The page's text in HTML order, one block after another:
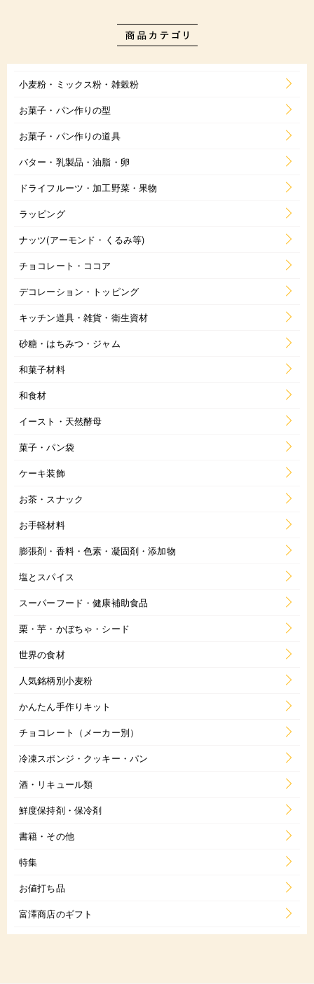
小麦粉・ミックス粉・雑穀粉
お菓子・パン作りの型
お菓子・パン作りの道具
バター・乳製品・油脂・卵
ドライフルーツ・加工野菜・果物
ラッピング
ナッツ(アーモンド・くるみ等)
チョコレート・ココア
デコレーション・トッピング
キッチン道具・雑貨・衛生資材
砂糖・はちみつ・ジャム
和菓子材料
和食材
イースト・天然酵母
菓子・パン袋
ケーキ装飾
お茶・スナック
お手軽材料
膨張剤・香料・色素・凝固剤・添加物
塩とスパイス
スーパーフード・健康補助食品
栗・芋・かぼちゃ・シード
世界の食材
人気銘柄別小麦粉
かんたん手作りキット
チョコレート（メーカー別）
冷凍スポンジ・クッキー・パン
酒・リキュール類
鮮度保持剤・保冷剤
書籍・その他
特集
お値打ち品
富澤商店のギフト